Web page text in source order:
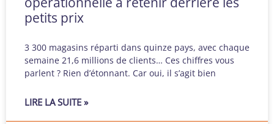
petits prix
3 300 magasins réparti dans quinze pays, avec chaque
semaine 21,6 millions de clients… Ces chiffres vous
parlent ? Rien d’étonnant. Car oui, il s’agit bien
LIRE LA SUITE »